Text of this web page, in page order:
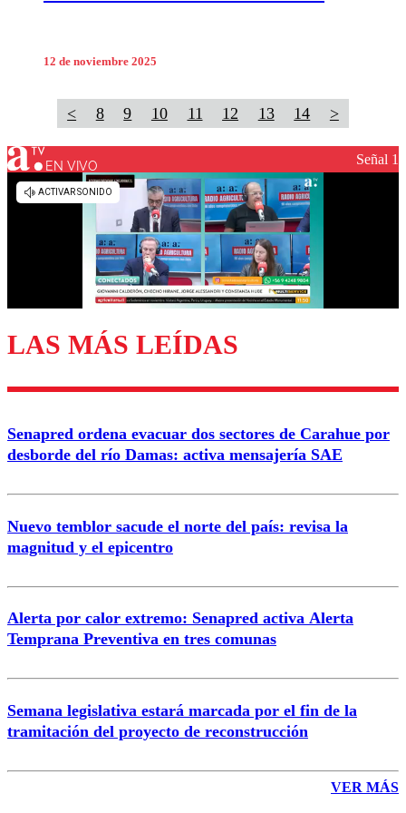
12 de noviembre 2025
< 8 9 10 11 12 13 14 >
EN VIVO Señal 1
LAS MÁS LEÍDAS
Senapred ordena evacuar dos sectores de Carahue por
desborde del río Damas: activa mensajería SAE
Nuevo temblor sacude el norte del país: revisa la
magnitud y el epicentro
Alerta por calor extremo: Senapred activa Alerta
Temprana Preventiva en tres comunas
Semana legislativa estará marcada por el fin de la
tramitación del proyecto de reconstrucción
VER MÁS